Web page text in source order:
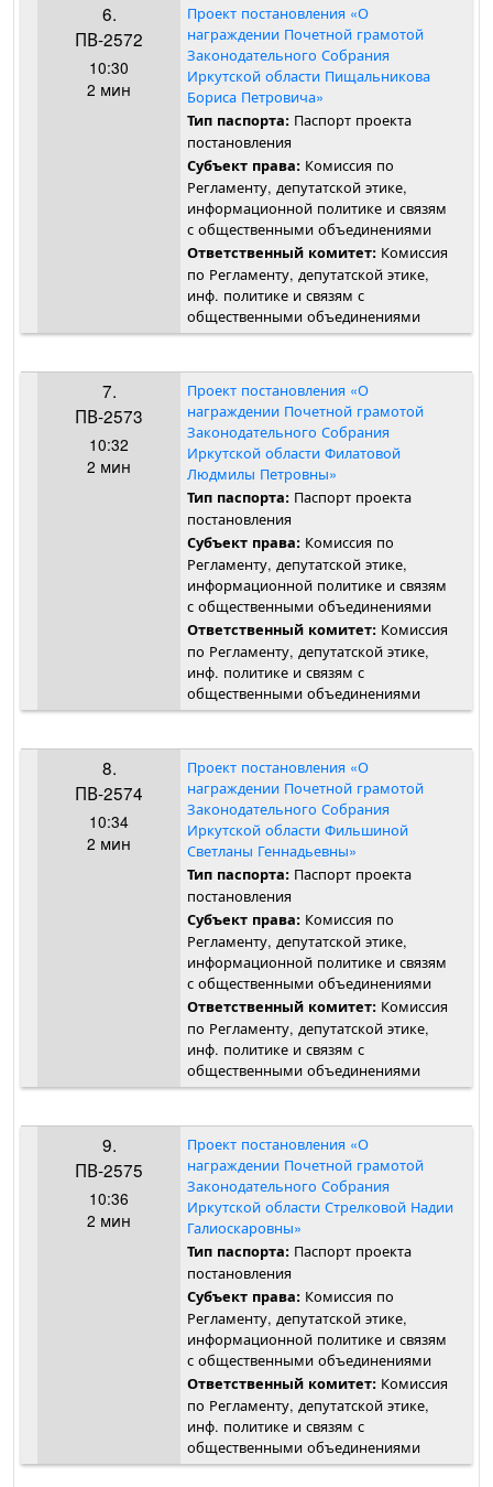
6.
ПВ-2572
10:30
2 мин
Проект постановления «О
награждении Почетной грамотой
Законодательного Собрания
Иркутской области Пищальникова
Бориса Петровича»
Тип паспорта: Паспорт проекта
постановления
Субъект права: Комиссия по
Регламенту, депутатской этике,
информационной политике и связям
с общественными объединениями
Ответственный комитет: Комиссия
по Регламенту, депутатской этике,
инф. политике и связям с
общественными объединениями
7.
ПВ-2573
10:32
2 мин
Проект постановления «О
награждении Почетной грамотой
Законодательного Собрания
Иркутской области Филатовой
Людмилы Петровны»
Тип паспорта: Паспорт проекта
постановления
Субъект права: Комиссия по
Регламенту, депутатской этике,
информационной политике и связям
с общественными объединениями
Ответственный комитет: Комиссия
по Регламенту, депутатской этике,
инф. политике и связям с
общественными объединениями
8.
ПВ-2574
10:34
2 мин
Проект постановления «О
награждении Почетной грамотой
Законодательного Собрания
Иркутской области Фильшиной
Светланы Геннадьевны»
Тип паспорта: Паспорт проекта
постановления
Субъект права: Комиссия по
Регламенту, депутатской этике,
информационной политике и связям
с общественными объединениями
Ответственный комитет: Комиссия
по Регламенту, депутатской этике,
инф. политике и связям с
общественными объединениями
9.
ПВ-2575
10:36
2 мин
Проект постановления «О
награждении Почетной грамотой
Законодательного Собрания
Иркутской области Стрелковой Надии
Галиоскаровны»
Тип паспорта: Паспорт проекта
постановления
Субъект права: Комиссия по
Регламенту, депутатской этике,
информационной политике и связям
с общественными объединениями
Ответственный комитет: Комиссия
по Регламенту, депутатской этике,
инф. политике и связям с
общественными объединениями